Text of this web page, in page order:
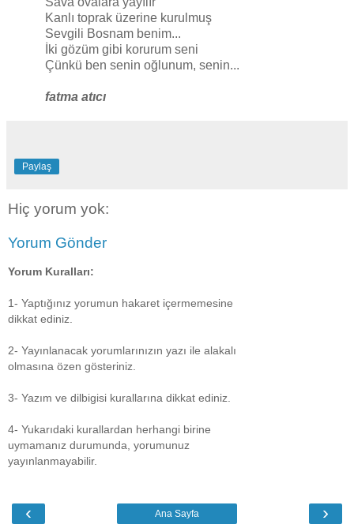
Kanlı toprak üzerine kurulmuş
Sevgili Bosnam benim...
İki gözüm gibi korurum seni
Çünkü ben senin oğlunum, senin...
fatma atıcı
Paylaş
Hiç yorum yok:
Yorum Gönder
Yorum Kuralları:
1- Yaptığınız yorumun hakaret içermemesine
dikkat ediniz.
2- Yayınlanacak yorumlarınızın yazı ile alakalı
olmasına özen gösteriniz.
3- Yazım ve dilbigisi kurallarına dikkat ediniz.
4- Yukarıdaki kurallardan herhangi birine
uymamanız durumunda, yorumunuz
yayınlanmayabilir.
‹ ›
Ana Sayfa